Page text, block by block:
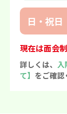
日・祝日
現在は面会
詳しくは、
て】 をご確認